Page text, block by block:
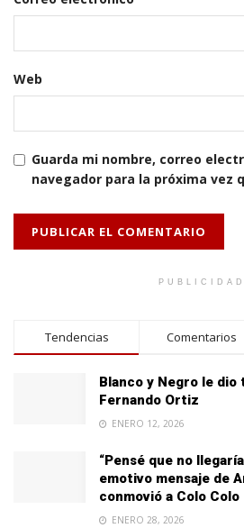
Web
Guarda mi nombre, correo
navegador para la próxima vez
PUBLICIDAD
Tendencias Comentarios
Blanco y Negro le
Fernando Ortiz
ENERO 12, 2026
“Pensé que no
emotivo mensaje de
conmovió a Colo Colo
ENERO 28, 2026